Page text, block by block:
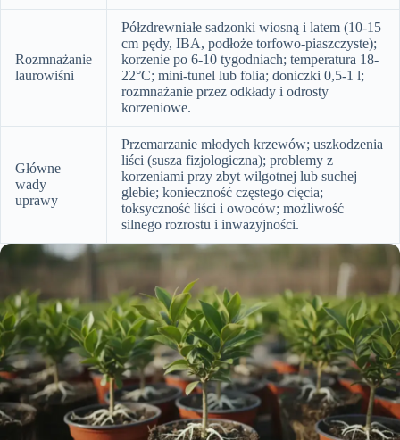
Rozmnażanie
laurowiśni
Półzdrewniałe sadzonki wiosną i latem (10-15
cm pędy, IBA, podłoże torfowo-piaszczyste);
korzenie po 6-10 tygodniach; temperatura 18-
22°C; mini-tunel lub folia; doniczki 0,5-1 l;
rozmnażanie przez odkłady i odrosty
korzeniowe.
Główne
wady
uprawy
Przemarzanie młodych krzewów; uszkodzenia
liści (susza fizjologiczna); problemy z
korzeniami przy zbyt wilgotnej lub suchej
glebie; konieczność częstego cięcia;
toksyczność liści i owoców; możliwość
silnego rozrostu i inwazyjności.